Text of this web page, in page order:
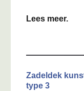
Lees meer.
Zadeldek
type 3